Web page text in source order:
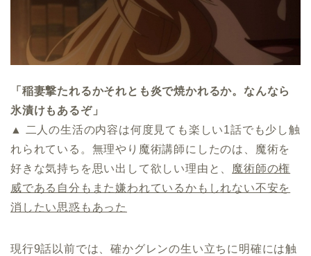
「稲妻撃たれるかそれとも炎で焼かれるか。なんなら
氷漬けもあるぞ」
▲ 二人の生活の内容は何度見ても楽しい1話でも少し触
れられている。無理やり魔術講師にしたのは、魔術を
好きな気持ちを思い出して欲しい理由と、
魔術師の権
威である自分もまた嫌われているかもしれない不安を
消したい思惑もあった
現行9話以前では、確かグレンの生い立ちに明確には触